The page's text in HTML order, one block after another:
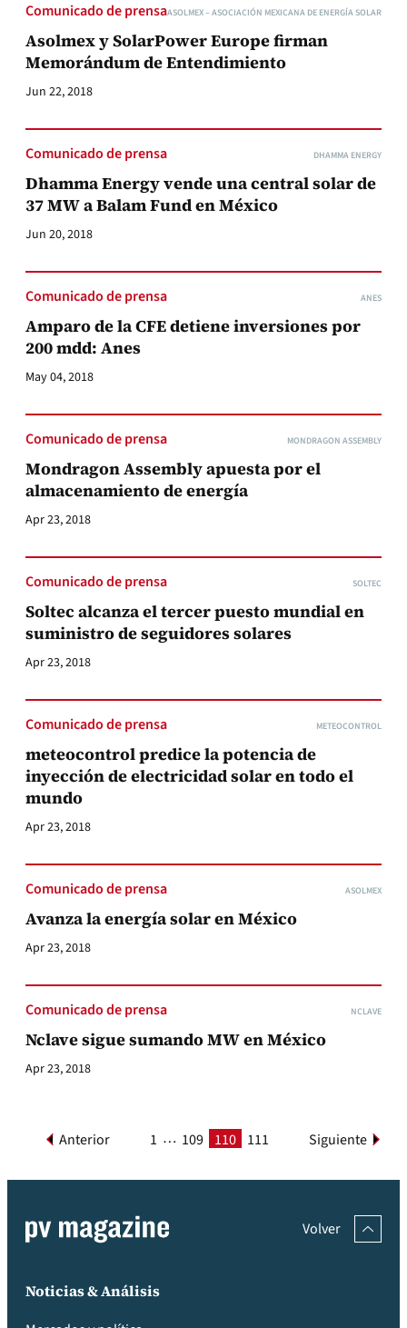
Comunicado de prensaASOLMEX – ASOCIACIÓN MEXICANA DE ENERGÍA SOLAR
Asolmex y SolarPower Europe firman
Memorándum de Entendimiento
Jun 22, 2018
Comunicado de prensa DHAMMA ENERGY
Dhamma Energy vende una central solar de
37 MW a Balam Fund en México
Jun 20, 2018
Comunicado de prensa ANES
Amparo de la CFE detiene inversiones por
200 mdd: Anes
May 04, 2018
Comunicado de prensa MONDRAGON ASSEMBLY
Mondragon Assembly apuesta por el
almacenamiento de energía
Apr 23, 2018
Comunicado de prensa SOLTEC
Soltec alcanza el tercer puesto mundial en
suministro de seguidores solares
Apr 23, 2018
Comunicado de prensa METEOCONTROL
meteocontrol predice la potencia de
inyección de electricidad solar en todo el
mundo
Apr 23, 2018
Comunicado de prensa ASOLMEX
Avanza la energía solar en México
Apr 23, 2018
Comunicado de prensa NCLAVE
Nclave sigue sumando MW en México
Apr 23, 2018
Anterior 1 … 109 110 111 Siguiente
Volver
Noticias & Análisis